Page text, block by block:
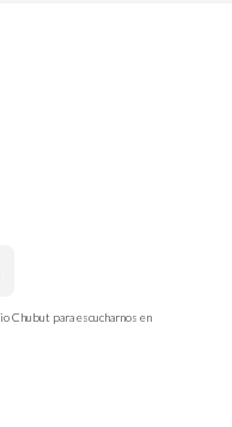
Chubut para escucharnos en